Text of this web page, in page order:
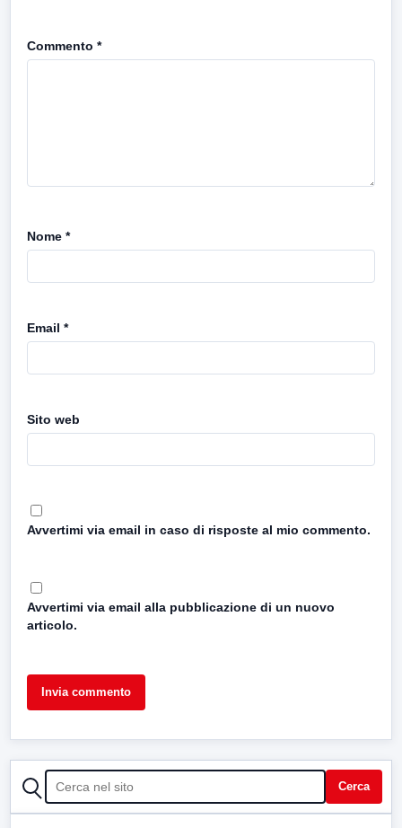
Commento *
Nome *
Email *
Sito web
Avvertimi via email in caso di risposte al mio commento.
Avvertimi via email alla pubblicazione di un nuovo
articolo.
CERCA Cerca